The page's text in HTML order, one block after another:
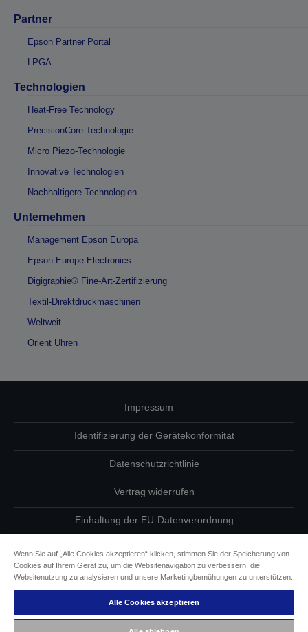
Partner
Epson Partner Portal
LPGA
Technologien
Heat-Free Technology
PrecisionCore-Technologie
Micro Piezo-Technologie
Innovative Technologien
Nachhaltigere Technologien
Unternehmen
Management Epson Europa
Epson Europe Electronics
Digigraphie® Fine-Art-Zertifizierung
Textil-Direktdruckmaschinen
Weltweit
Orient Uhren
Impressum
Identifizierung der Gerätekonformität
Datenschutzrichtlinie
Vertrag widerrufen
Einhaltung der EU-Datenverordnung
Informationen zu Cookies
Epson Engagement für Barrierefreiheit
Wenn Sie auf „Alle Cookies akzeptieren“ klicken, stimmen Sie der Speicherung von
Cookies auf Ihrem Gerät zu, um die Websitenavigation zu verbessern, die
Websitenutzung zu analysieren und unsere Marketingbemühungen zu unterstützen.
Alle Cookies akzeptieren